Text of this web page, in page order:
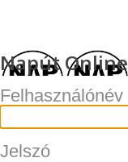
Napút Online
Felhasználónév
Jelszó